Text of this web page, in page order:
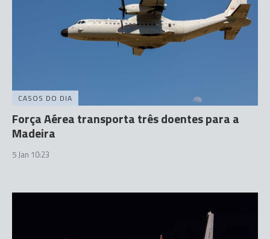
CASOS DO DIA
Força Aérea transporta três doentes para a
Madeira
5 Jan 10:23